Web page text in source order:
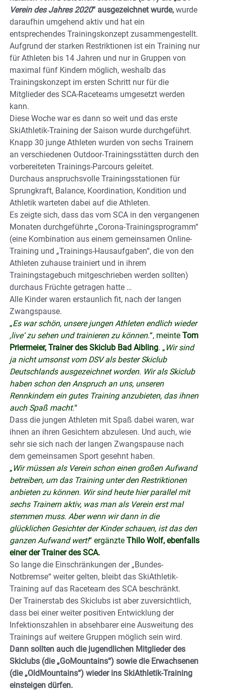
Verein des Jahres 2020“ ausgezeichnet wurde, wurde
daraufhin umgehend aktiv und hat ein
entsprechendes Trainingskonzept zusammengestellt.
Aufgrund der starken Restriktionen ist ein Training nur
für Athleten bis 14 Jahren und nur in Gruppen von
maximal fünf Kindern möglich, weshalb das
Trainingskonzept im ersten Schritt nur für die
Mitglieder des SCA-Raceteams umgesetzt werden
kann.
Diese Woche war es dann so weit und das erste
SkiAthletik-Training der Saison wurde durchgeführt.
Knapp 30 junge Athleten wurden von sechs Trainern
an verschiedenen Outdoor-Trainingsstätten durch den
vorbereiteten Trainings-Parcours geleitet.
Durchaus anspruchsvolle Trainingsstationen für
Sprungkraft, Balance, Koordination, Kondition und
Athletik warteten dabei auf die Athleten.
Es zeigte sich, dass das vom SCA in den vergangenen
Monaten durchgeführte „Corona-Trainingsprogramm“
(eine Kombination aus einem gemeinsamen Online-
Training und „Trainings-Hausaufgaben“, die von den
Athleten zuhause trainiert und in ihrem
Trainingstagebuch mitgeschrieben werden sollten)
durchaus Früchte getragen hatte …
Alle Kinder waren erstaunlich fit, nach der langen
Zwangspause.
„Es war schön, unsere jungen Athleten endlich wieder
‚live‘ zu sehen und trainieren zu können.“, meinte Tom
Priermeier, Trainer des Skiclub Bad Aibling. „ Wir sind
ja nicht umsonst vom DSV als bester Skiclub
Deutschlands ausgezeichnet worden. Wir als Skiclub
haben schon den Anspruch an uns, unseren
Rennkindern ein gutes Training anzubieten, das ihnen
auch Spaß macht.“
Dass die jungen Athleten mit Spaß dabei waren, war
ihnen an ihren Gesichtern abzulesen. Und auch, wie
sehr sie sich nach der langen Zwangspause nach
dem gemeinsamen Sport gesehnt haben.
„ Wir müssen als Verein schon einen großen Aufwand
betreiben, um das Training unter den Restriktionen
anbieten zu können. Wir sind heute hier parallel mit
sechs Trainern aktiv, was man als Verein erst mal
stemmen muss. Aber wenn wir dann in die
glücklichen Gesichter der Kinder schauen, ist das den
ganzen Aufwand wert!“ ergänzte Thilo Wolf, ebenfalls
einer der Trainer des SCA.
So lange die Einschränkungen der „Bundes-
Notbremse“ weiter gelten, bleibt das SkiAthletik-
Training auf das Raceteam des SCA beschränkt.
Der Trainerstab des Skiclubs ist aber zuversichtlich,
dass bei einer weiter positiven Entwicklung der
Infektionszahlen in absehbarer eine Ausweitung des
Trainings auf weitere Gruppen möglich sein wird.
Dann sollten auch die jugendlichen Mitglieder des
Skiclubs (die „GoMountains“) sowie die Erwachsenen
(die „OldMountains“) wieder ins SkiAthletik-Training
einsteigen dürfen.